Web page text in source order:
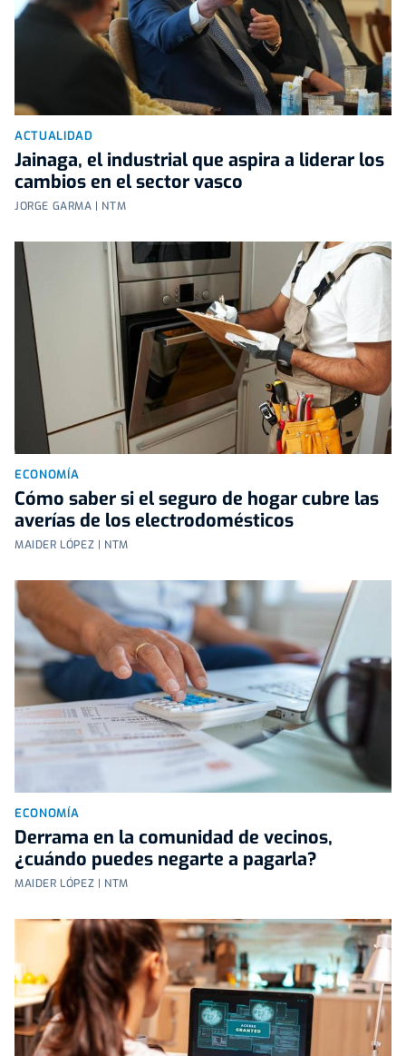
ACTUALIDAD
Jainaga, el industrial que aspira a liderar los
cambios en el sector vasco
JORGE GARMA | NTM
ECONOMÍA
Cómo saber si el seguro de hogar cubre las
averías de los electrodomésticos
MAIDER LÓPEZ | NTM
ECONOMÍA
Derrama en la comunidad de vecinos,
¿cuándo puedes negarte a pagarla?
MAIDER LÓPEZ | NTM